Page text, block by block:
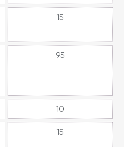
15
95
10
15